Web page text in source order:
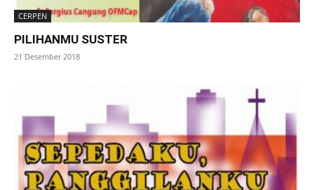
CERPEN
PILIHANMU SUSTER
21 Desember 2018